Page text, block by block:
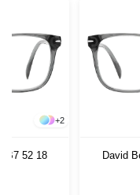
+2
52 18
David